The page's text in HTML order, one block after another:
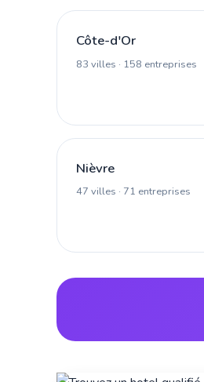
Côte-d'Or
83 villes · 158 entreprises
Nièvre
47 villes · 71 entreprises